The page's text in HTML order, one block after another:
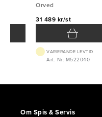
Orved
31 489 kr/st
VARIERANDE LEVTID
Art. Nr: M522040
Om Spis & Servis